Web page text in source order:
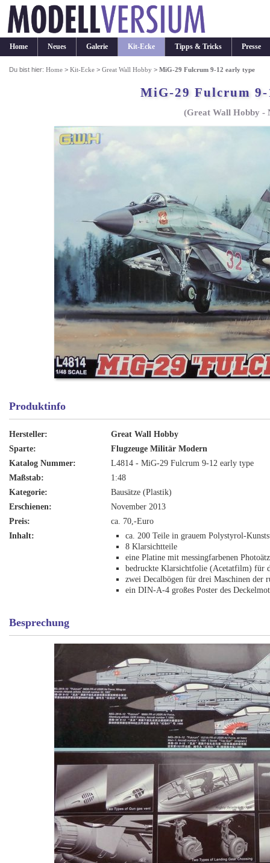
Home Neues Galerie Kit-Ecke Tipps & Tricks Presse
Du bist hier:Home >Kit-Ecke >Great Wall Hobby >MiG-29 Fulcrum 9-12 early type
MiG-29 Fulcrum
(Great Wall Hobby -
Produktinfo
Hersteller:
Great Wall Hobby
Sparte:
Flugzeuge Militär Modern
Katalog Nummer:
L4814 - MiG-29 Fulcrum 9-12 early type
Maßstab:
1:48
Kategorie:
Bausätze (Plastik)
Erschienen:
November 2013
Preis:
ca. 70,-Euro
Inhalt:
ca. 200 Teile in grauem Polystyrol-
8 Klarsichtteile
eine Platine mit messingfarbenen
bedruckte Klarsichtfolie (Acetatfilm) für
zwei Decalbögen für drei Maschinen der
ein DIN-A-4 großes Poster des
Besprechung